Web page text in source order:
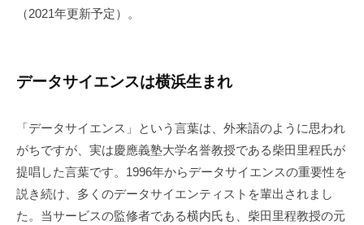
（2021年更新予定）。
データサイエンスは横浜生まれ
「データサイエンス」という言葉は、外来語のように思われ
がちですが、実は慶應義塾大学名誉教授である柴田里程氏が
提唱した言葉です。1996年からデータサイエンスの重要性を
説き続け、多くのデータサイエンティストを輩出されまし
た。当サービスの監修者である横内氏も、柴田里程教授の元